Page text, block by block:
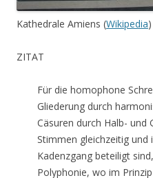
Kathedrale Amiens (Wikipedia)
ZITAT
Für die homophone
Gliederung durch
Cäsuren durch Halb- und
Stimmen gleichzeitig und
Kadenzgang beteiligt
Polyphonie, wo im